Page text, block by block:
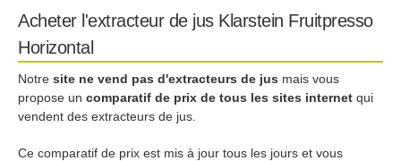
Acheter l'extracteur de jus Klarstein Fruitpresso
Horizontal
Notre site ne vend pas d'extracteurs de jus mais vous
propose un comparatif de prix de tous les sites internet qui
vendent des extracteurs de jus.
Ce comparatif de prix est mis à jour tous les jours et vous